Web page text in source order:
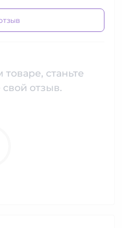
станьте
отзыв.